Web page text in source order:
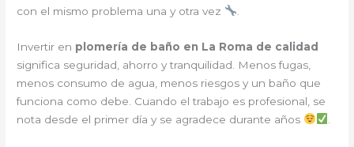
con el mismo problema una y otra vez
Invertir en plomería de baño en La Roma de calidad
significa seguridad, ahorro y tranquilidad. Menos fugas,
menos consumo de agua, menos riesgos y un baño que
funciona como debe. Cuando el trabajo es profesional, se
nota desde el primer día y se agradece durante años